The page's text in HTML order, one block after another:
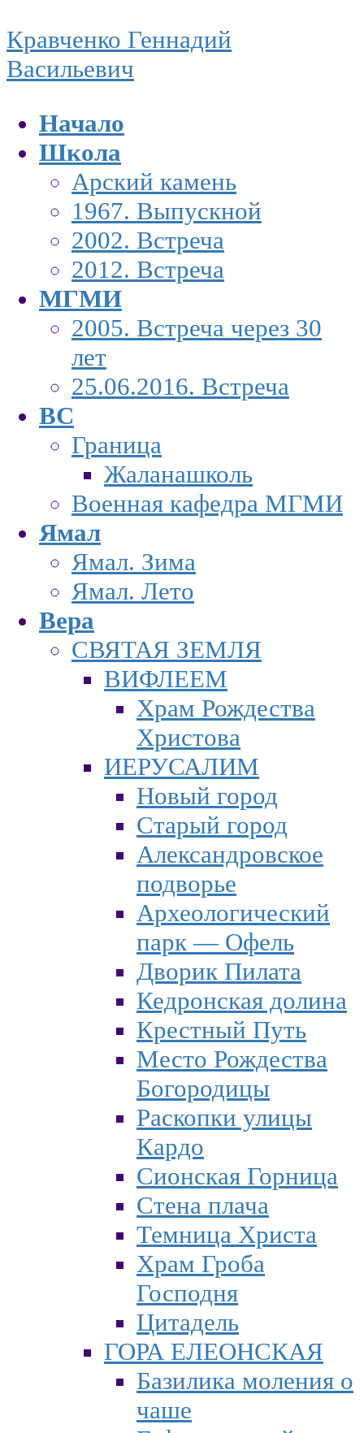
Skip
to
content
Skip
to
Navigation
Кравченко Геннадий
Васильевич
Начало
Школа
Арский камень
1967. Выпускной
2002. Встреча
2012. Встреча
МГМИ
2005. Встреча через 30
лет
25.06.2016. Встреча
ВС
Граница
Жаланашколь
Военная кафедра МГМИ
Ямал
Ямал. Зима
Ямал. Лето
Вера
СВЯТАЯ ЗЕМЛЯ
ВИФЛЕЕМ
Храм Рождества
Христова
ИЕРУСАЛИМ
Новый город
Старый город
Александровское
подворье
Археологический
парк — Офель
Дворик Пилата
Кедронская долина
Крестный Путь
Место Рождества
Богородицы
Раскопки улицы
Кардо
Сионская Горница
Стена плача
Темница Христа
Храм Гроба
Господня
Цитадель
ГОРА ЕЛЕОНСКАЯ
Базилика моления о
чаше